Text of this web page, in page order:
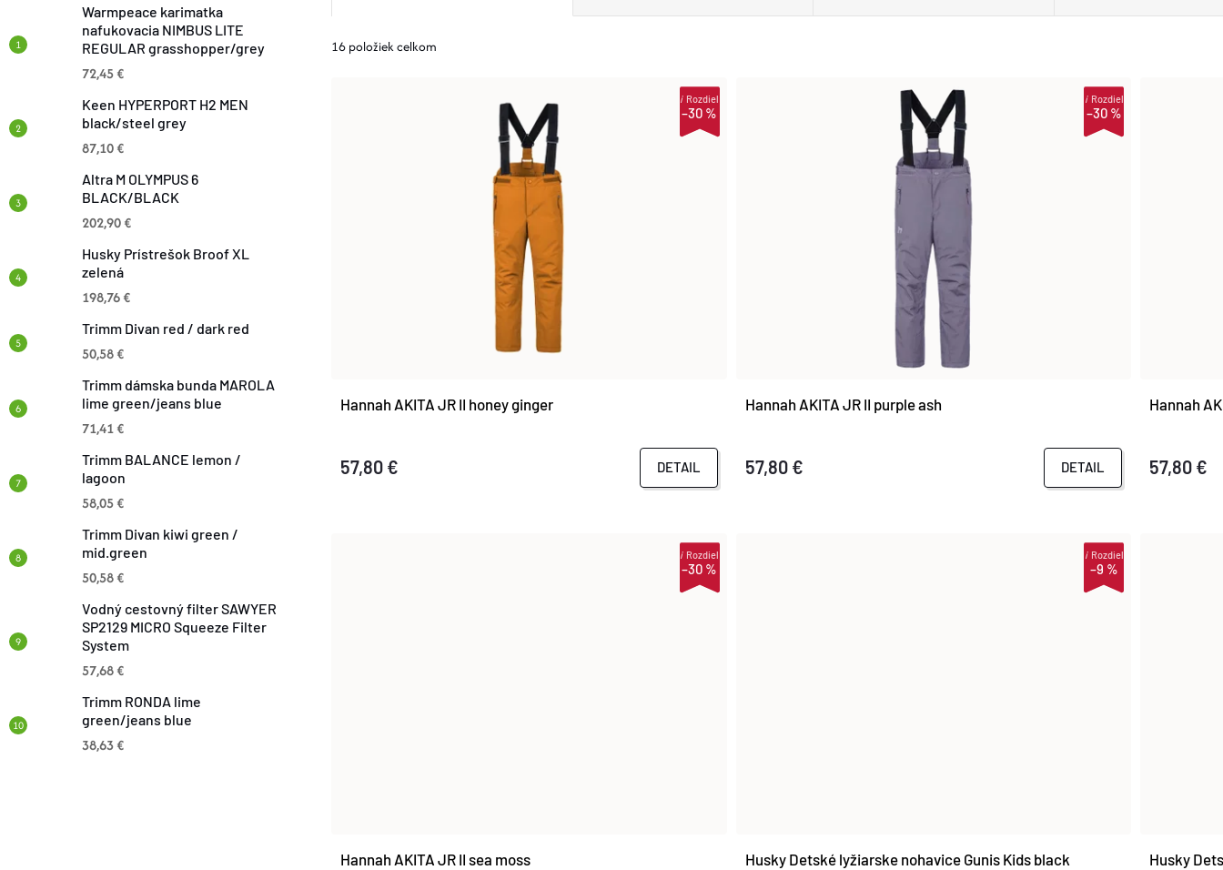
Warmpeace karimatka
nafukovacia NIMBUS LITE
REGULAR grasshopper/grey
72,45 €
Keen HYPERPORT H2 MEN
black/steel grey
87,10 €
Altra M OLYMPUS 6
BLACK/BLACK
202,90 €
Husky Prístrešok Broof XL
zelená
198,76 €
Trimm Divan red / dark red
50,58 €
Trimm dámska bunda MAROLA
lime green/jeans blue
71,41 €
Trimm BALANCE lemon /
lagoon
58,05 €
Trimm Divan kiwi green /
mid.green
50,58 €
Vodný cestovný filter SAWYER
SP2129 MICRO Squeeze Filter
System
57,68 €
Trimm RONDA lime
green/jeans blue
38,63 €
A
O
U
16 položiek celkom
O
D
–30 %
iRozdiel
Hannah AKITA JR II honey ginger
57,80 € DETAIL
–30 %
iRozdiel
Hannah AKITA JR II purple ash
57,80 € DETAIL
Hannah
57,80 €
–30 %
iRozdiel
Hannah AKITA JR II sea moss
–9 %
iRozdiel
Husky Detské lyžiarske nohavice Gunis Kids black Husky